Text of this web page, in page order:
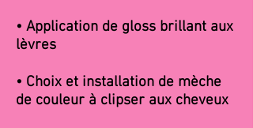
• Application de gloss brillant aux
lèvres
• Choix et installation de mèche
de couleur à clipser aux cheveux